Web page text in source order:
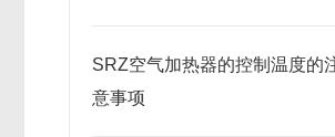
SRZ空气加热器的控制温度的
意事项